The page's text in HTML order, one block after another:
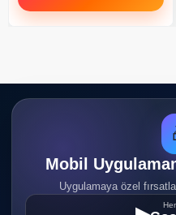
Mobil
Uygulamaya özel